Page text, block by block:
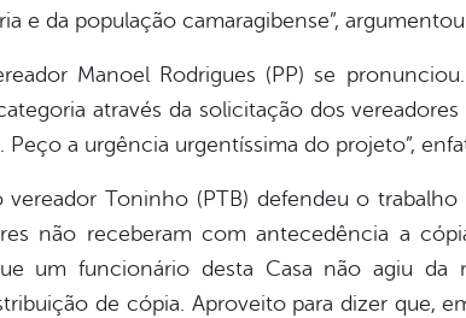
e da população camaragibense”,
Manoel Rodrigues (PP) se
através da solicitação dos
Peço a urgência urgentíssima do projeto”,
vereador Toninho (PTB) defendeu o
não receberam com antecedência a
um funcionário desta Casa não agiu da
de cópia. Aproveito para dizer que,